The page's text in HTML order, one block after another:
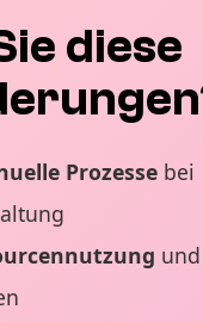
diese
Prozessebei
und